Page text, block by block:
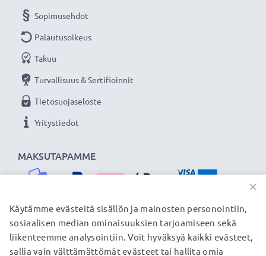
MAKSUTAPAMME
Sopimusehdot
Palautusoikeus
Takuu
Turvallisuus & Sertifioinnit
Tietosuojaseloste
Yritystiedot
TOIMITUSKUMPPANIMME
×
Käytämme evästeitä sisällön ja mainosten personointiin,
sosiaalisen median ominaisuuksien tarjoamiseen sekä
liikenteemme analysointiin. Voit hyväksyä kaikki evästeet,
sallia vain välttämättömät evästeet tai hallita omia